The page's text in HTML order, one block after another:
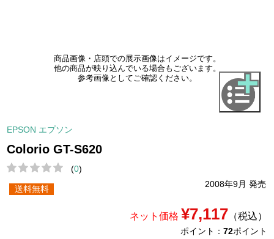
商品画像・店頭での展示画像はイメージです。
他の商品が映り込んでいる場合もございます。
参考画像としてご確認ください。
EPSON エプソン
Colorio GT-S620
(0)
2008年9月 発売
送料無料
ネット価格 ¥7,117 （税込）
ポイント： 72ポイント